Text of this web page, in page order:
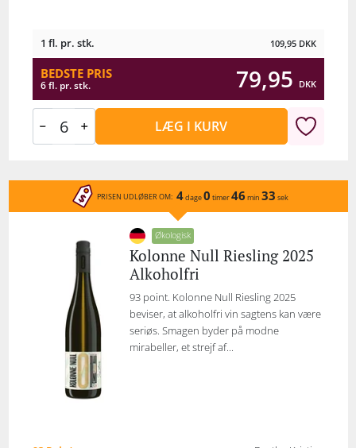
1 fl. pr. stk. 109,95 DKK
BEDSTE PRIS
6 fl. pr. stk. 79,95 DKK
LÆG I KURV
PRISEN UDLØBER OM: 4dage0 timer46 min 33 sek
Økologisk
Kolonne Null Riesling 2025
Alkoholfri
93 point. Kolonne Null Riesling 2025
beviser, at alkoholfri vin sagtens kan være
seriøs. Smagen byder på modne
mirabeller, et strejf af...